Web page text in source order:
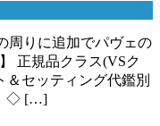
周りに追加でパヴェの
正規品クラス(VSク
セッティング代鑑別
◇ […]